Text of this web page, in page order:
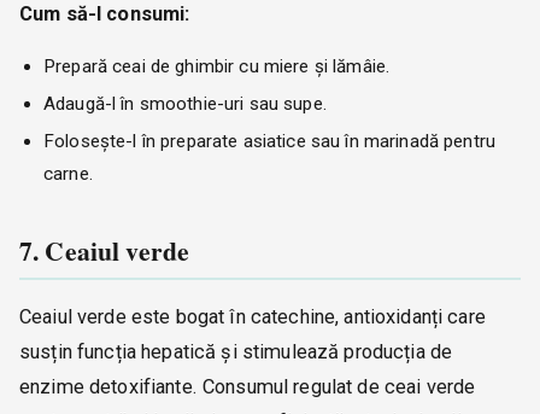
Cum să-l consumi:
Prepară ceai de ghimbir cu miere și lămâie.
Adaugă-l în smoothie-uri sau supe.
Folosește-l în preparate asiatice sau în marinadă pentru
carne.
7. Ceaiul verde
Ceaiul verde este bogat în catechine, antioxidanți care
susțin funcția hepatică și stimulează producția de
enzime detoxifiante. Consumul regulat de ceai verde